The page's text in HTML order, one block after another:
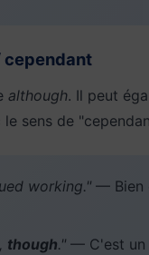
cependant
although. Il peut
sens de
working." — Bien
though." — C'est un